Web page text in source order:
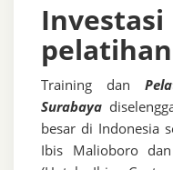
Training dan
Surabaya
besar di Indonesia
Ibis Malioboro